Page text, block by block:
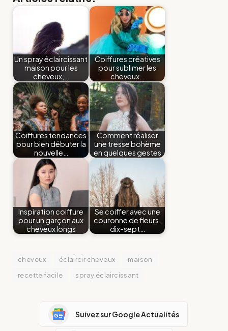
Un spray éclaircissant
maison pour les
cheveux,…
Coiffures créatives
pour sublimer les
cheveux…
Coiffures tendances
pour bien débuter la
nouvelle…
Comment réaliser
une tresse bohème
en quelques gestes
Inspiration coiffure
pour un garçon aux
cheveux longs
Se coiffer avec une
couronne de fleurs,
dix-sept…
cheveux éclaircir cheveux
maison
recette facile
spray éclaircissant
Suivez sur Google Actualités